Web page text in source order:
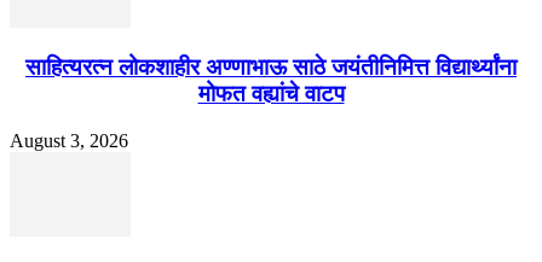
साहित्यरत्न लोकशाहीर अण्णाभाऊ साठे जयंतीनिमित्त विद्यार्थ्यांना
मोफत वह्यांचे वाटप
August 3, 2026